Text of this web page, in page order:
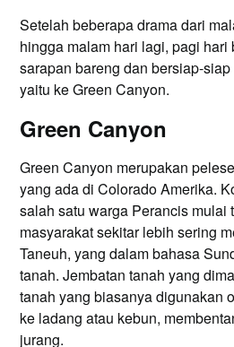
Setelah beberapa drama dari
hingga malam hari lagi, pagi hari
sarapan bareng dan bersiap-
yaitu ke Green Canyon.
Green Canyon
Green Canyon merupakan
yang ada di Colorado Amerika.
salah satu warga Perancis mulai
masyarakat sekitar lebih sering
Taneuh, yang dalam bahasa
tanah. Jembatan tanah yang
tanah yang biasanya digunakan
ke ladang atau kebun,
jurang.